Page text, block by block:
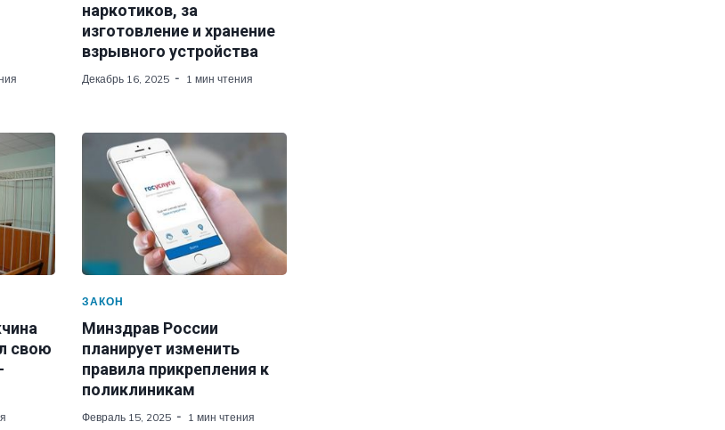
наркотиков, за
изготовление и хранение
взрывного устройства
Декабрь 16, 2025 1 мин чтения
свою
ЗАКОН
Минздрав России
планирует изменить
правила прикрепления к
поликлиникам
Февраль 15, 2025 1 мин чтения